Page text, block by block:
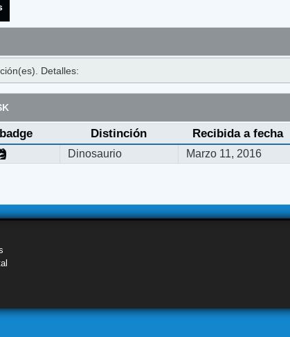
Detalles:
Distinción Recibida a fecha
Dinosaurio Marzo 11, 2016